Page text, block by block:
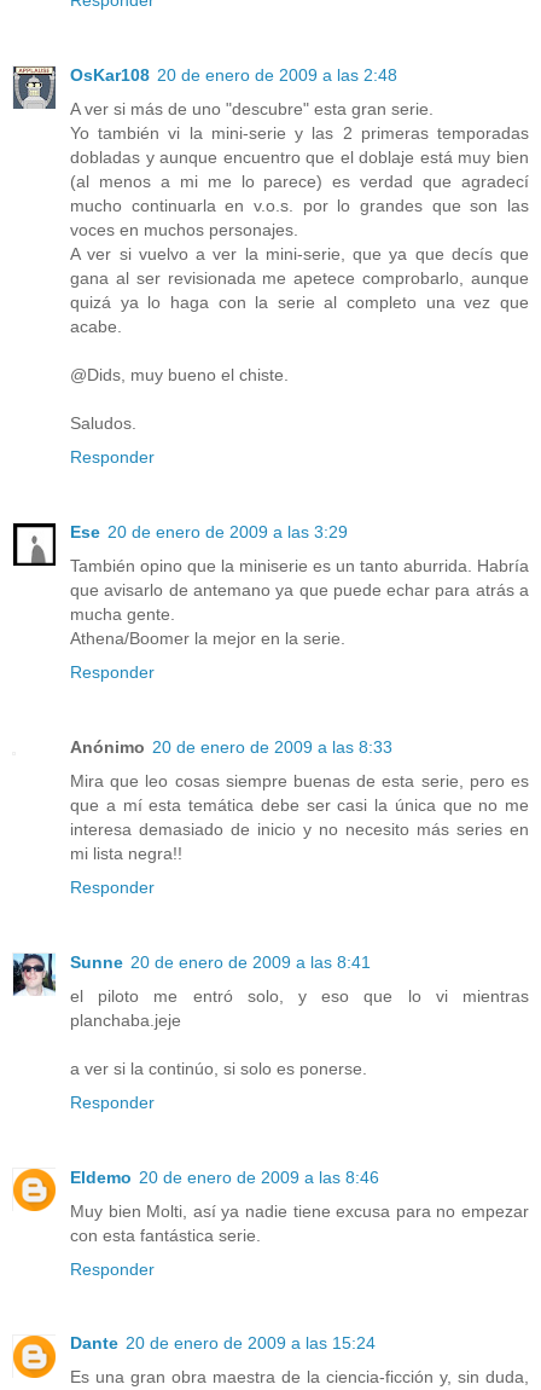
OsKar108 20 de enero de 2009 a las 2:48
A ver si más de uno "descubre" esta gran serie.
Yo también vi la mini-serie y las 2 primeras temporadas
dobladas y aunque encuentro que el doblaje está muy bien
(al menos a mi me lo parece) es verdad que agradecí
mucho continuarla en v.o.s. por lo grandes que son las
voces en muchos personajes.
A ver si vuelvo a ver la mini-serie, que ya que decís que
gana al ser revisionada me apetece comprobarlo, aunque
quizá ya lo haga con la serie al completo una vez que
acabe.
@Dids, muy bueno el chiste.
Saludos.
Responder
Ese 20 de enero de 2009 a las 3:29
También opino que la miniserie es un tanto aburrida. Habría
que avisarlo de antemano ya que puede echar para atrás a
mucha gente.
Athena/Boomer la mejor en la serie.
Responder
Anónimo 20 de enero de 2009 a las 8:33
Mira que leo cosas siempre buenas de esta serie, pero es
que a mí esta temática debe ser casi la única que no me
interesa demasiado de inicio y no necesito más series en
mi lista negra!!
Responder
Sunne 20 de enero de 2009 a las 8:41
el piloto me entró solo, y eso que lo vi mientras
planchaba.jeje
a ver si la continúo, si solo es ponerse.
Responder
Eldemo 20 de enero de 2009 a las 8:46
Muy bien Molti, así ya nadie tiene excusa para no empezar
con esta fantástica serie.
Responder
Dante 20 de enero de 2009 a las 15:24
Es una gran obra maestra de la ciencia-ficción y, sin duda,